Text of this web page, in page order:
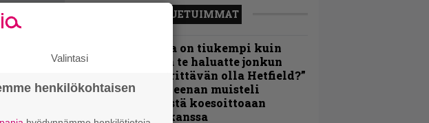
LUETUIMMAT
”Metallica on tiukempi kuin
koskaan ja te haluatte jonkun
nulikan yrittävän olla Hetfield?”
– Pepper Keenan muisteli
ensimmäistä koesoittoaan
hevijätin kanssa
Valintasi
henkilökohtaisen